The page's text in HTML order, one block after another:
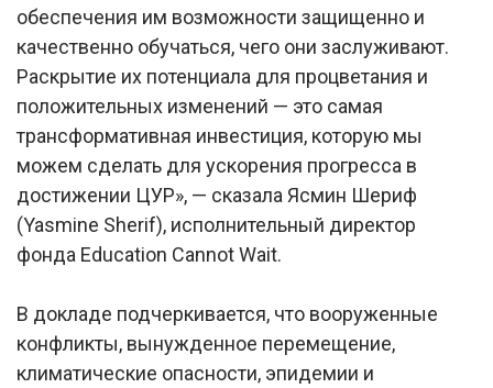
обеспечения им возможности защищенно и
качественно обучаться, чего они заслуживают.
Раскрытие их потенциала для процветания и
положительных изменений — это самая
трансформативная инвестиция, которую мы
можем сделать для ускорения прогресса в
достижении ЦУР», — сказала Ясмин Шериф
(Yasmine Sherif), исполнительный директор
фонда Education Cannot Wait.
В докладе подчеркивается, что вооруженные
конфликты, вынужденное перемещение,
климатические опасности, эпидемии и